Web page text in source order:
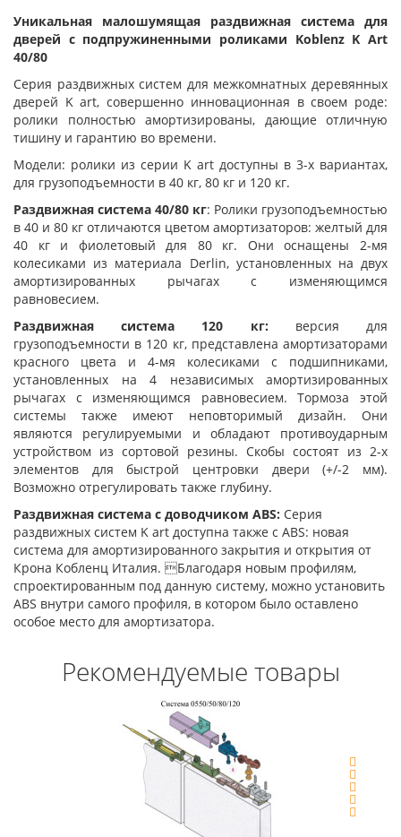
Уникальная малошумящая раздвижная система для
дверей с подпружиненными роликами Koblenz K Art
40/80
Серия раздвижных систем для межкомнатных деревянных
дверей K art, совершенно инновационная в своем роде:
ролики полностью амортизированы, дающие отличную
тишину и гарантию во времени.
Модели: ролики из серии K art доступны в 3-х вариантах,
для грузоподъемности в 40 кг, 80 кг и 120 кг.
Раздвижная система 40/80 кг: Ролики грузоподъемностью
в 40 и 80 кг отличаются цветом амортизаторов: желтый для
40 кг и фиолетовый для 80 кг. Они оснащены 2-мя
колесиками из материала Derlin, установленных на двух
амортизированных рычагах с изменяющимся
равновесием.
Раздвижная система 120 кг: версия для
грузоподъемности в 120 кг, представлена амортизаторами
красного цвета и 4-мя колесиками с подшипниками,
установленных на 4 независимых амортизированных
рычагах с изменяющимся равновесием. Тормоза этой
системы также имеют неповторимый дизайн. Они
являются регулируемыми и обладают противоударным
устройством из сортовой резины. Скобы состоят из 2-х
элементов для быстрой центровки двери (+/-2 мм).
Возможно отрегулировать также глубину.
Раздвижная система с доводчиком ABS: Серия
раздвижных систем K art доступна также с ABS: новая
система для амортизированного закрытия и открытия от
Крона Кобленц Италия. Благодаря новым профилям,
спроектированным под данную систему, можно установить
ABS внутри самого профиля, в котором было оставлено
особое место для амортизатора.
Рекомендуемые товары